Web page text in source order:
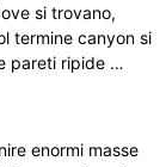
si trovano,
termine canyon si
pareti ripide …
enormi masse